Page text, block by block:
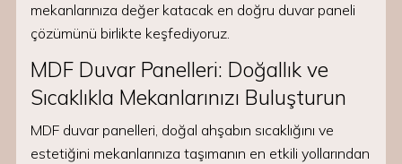
mekanlarınıza değer katacak en doğru duvar paneli
çözümünü birlikte keşfediyoruz.
MDF Duvar Panelleri: Doğallık ve
Sıcaklıkla Mekanlarınızı Buluşturun
MDF duvar panelleri, doğal ahşabın sıcaklığını ve
estetiğini mekanlarınıza taşımanın en etkili yollarından